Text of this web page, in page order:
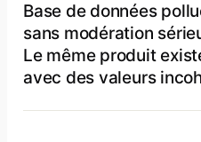
Base de données
sans modération
Le même produit
avec des valeurs